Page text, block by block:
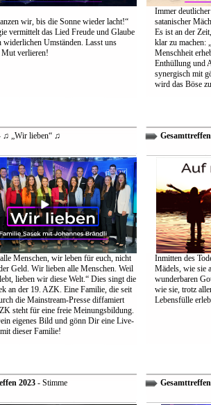
wir, bis die Sonne wieder lacht!“
vermittelt das Lied Freude und Glaube
widerlichen Umständen. Lasst uns
Mut verlieren!
Immer
satanischer
Es ist an der
klar zu machen:
Menschheit
Enthüllung und
synergisch mit
wird das Böse
„Wir lieben“ ♫
Menschen, wir leben für euch, nicht
Geld. Wir lieben alle Menschen. Weil
lieben wir diese Welt.“ Dies singt die
an der 19. AZK. Eine Familie, die seit
die Mainstream-Presse diffamiert
steht für eine freie Meinungsbildung.
eigenes Bild und gönn Dir eine Live-
dieser Familie!
Inmitten des
Mädels, wie sie
wunderbaren
wie sie, trotz
Lebensfülle
2023- Stimme